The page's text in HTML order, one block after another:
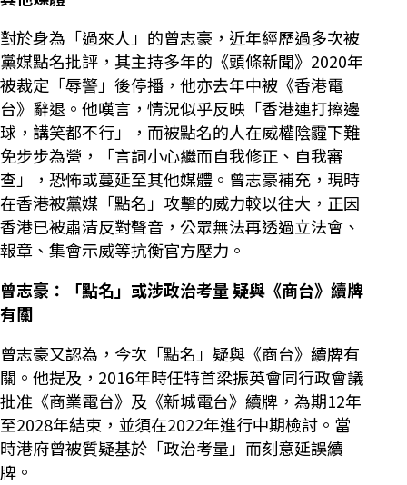
對於身為「過來人」的曾志豪，近年經歷過多次被
黨媒點名批評，其主持多年的《頭條新聞》2020年
被裁定「辱警」後停播，他亦去年中被《香港電
台》辭退。他嘆言，情況似乎反映「香港連打擦邊
球，講笑都不行」，而被點名的人在威權陰霾下難
免步步為營，「言詞小心繼而自我修正、自我審
查」，恐怖或蔓延至其他媒體。曾志豪補充，現時
在香港被黨媒「點名」攻擊的威力較以往大，正因
香港已被肅清反對聲音，公眾無法再透過立法會、
報章、集會示威等抗衡官方壓力。
曾志豪：「點名」或涉政治考量 疑與《商台》續牌
有關
曾志豪又認為，今次「點名」疑與《商台》續牌有
關。他提及，2016年時任特首梁振英會同行政會議
批准《商業電台》及《新城電台》續牌，為期12年
至2028年結束，並須在2022年進行中期檢討。當
時港府曾被質疑基於「政治考量」而刻意延誤續
牌。